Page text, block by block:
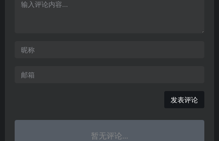
发表评论
暂无评论...